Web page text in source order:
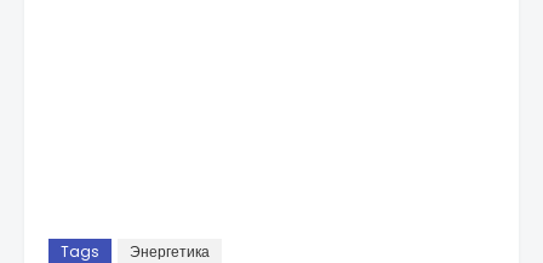
Tags Энергетика